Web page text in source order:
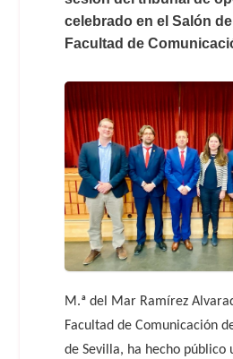
celebrado en el Salón
Facultad de
M.ª del Mar Ramírez
Facultad de Comunicación
de Sevilla, ha hecho público